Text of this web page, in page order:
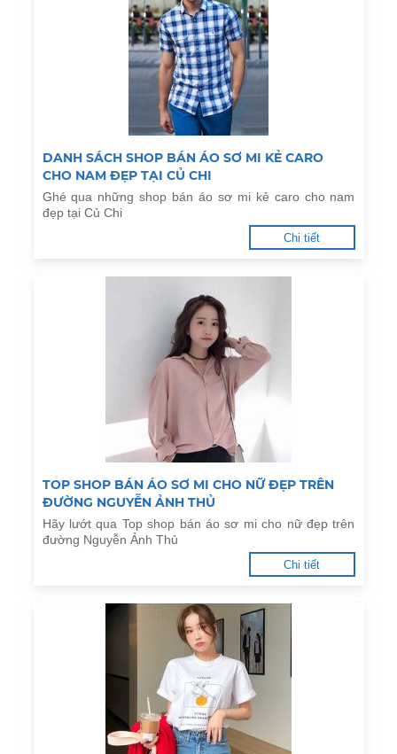
DANH SÁCH SHOP BÁN ÁO SƠ MI KẺ CARO
CHO NAM ĐẸP TẠI CỦ CHI
Ghé qua những shop bán áo sơ mi kẻ caro cho nam
đẹp tại Củ Chi
Chi tiết
TOP SHOP BÁN ÁO SƠ MI CHO NỮ ĐẸP TRÊN
ĐƯỜNG NGUYỄN ẢNH THỦ
Hãy lướt qua Top shop bán áo sơ mi cho nữ đẹp trên
đường Nguyễn Ảnh Thủ
Chi tiết